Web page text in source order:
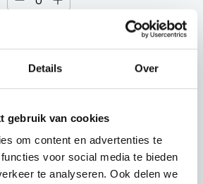
Details Over
gebruik van cookies
om content en advertenties te
voor social media te bieden
te analyseren. Ook delen we
vanaf €375